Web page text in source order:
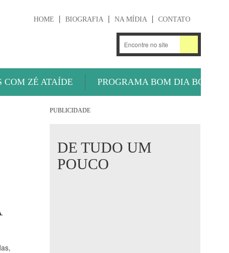
HOME BIOGRAFIA NA MÍDIA CONTATO
COM ZÉ ATAÍDE PROGRAMA BOM DIA BOLA
PUBLICIDADE
DE TUDO UM
POUCO